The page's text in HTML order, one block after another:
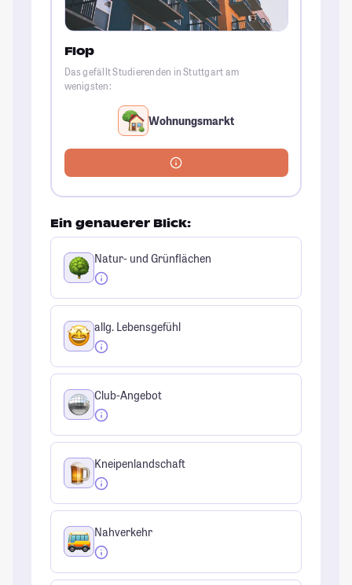
Flop
Das gefällt Studierenden in Stuttgart am
wenigsten:
Wohnungsmarkt
Ein genauerer Blick:
Natur- und Grünflächen
allg. Lebensgefühl
Club-Angebot
Kneipenlandschaft
Nahverkehr